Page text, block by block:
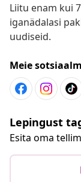
Liitu enam kui
iganädalasi
uudiseid.
Meie
Lepingust
Esita oma